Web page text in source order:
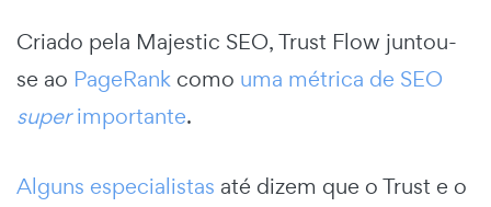
Criado pela Majestic SEO, Trust Flow juntou-
se ao PageRank como uma métrica de SEO
superimportante.
Alguns especialistas até dizem que o Trust e o